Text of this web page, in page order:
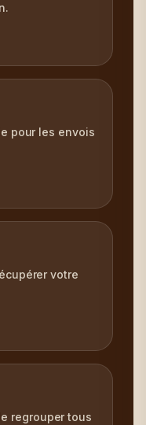
pour les envois
votre
regrouper tous